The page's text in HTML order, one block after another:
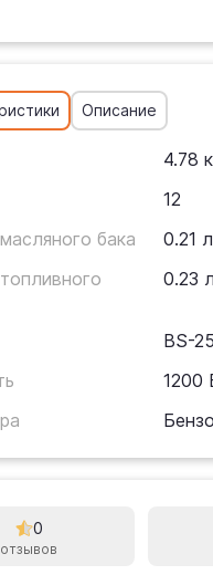
Описание
4.78
12
бака
0.21 л
0.23 л
BS-25
1200
0
отзывов